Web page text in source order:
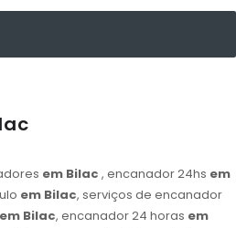
em Bilac , encanador 24hs em
em Bilac, serviços de encanador
em Bilac, encanador 24 horas em